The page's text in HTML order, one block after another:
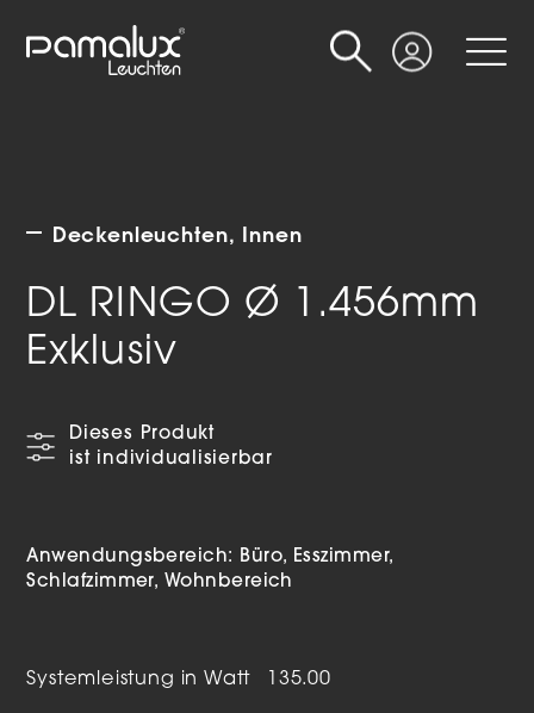
Login
Suche
Deckenleuchten Innen
DL RINGO Ø 1.456mm
Exklusiv
Dieses Produkt
ist individualisierbar
Anwendungsbereich: Büro
Esszimmer
Schlafzimmer
Wohnbereich
Systemleistung in Watt 135.00